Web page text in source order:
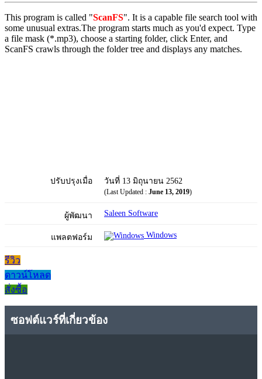
This program is called "ScanFS". It is a capable file search tool with
some unusual extras.The program starts much as you'd expect. Type
a file mask (*.mp3), choose a starting folder, click Enter, and
ScanFS crawls through the folder tree and displays any matches.
ปรับปรุงเมื่อ วันที่ 13 มิถุนายน 2562
(Last Updated : June 13, 2019)
ผู้พัฒนา Saleen Software
แพลตฟอร์ม Windows
รีวิว
ดาวน์โหลด
สั่งซื้อ
ซอฟต์แวร์ที่เกี่ยวข้อง